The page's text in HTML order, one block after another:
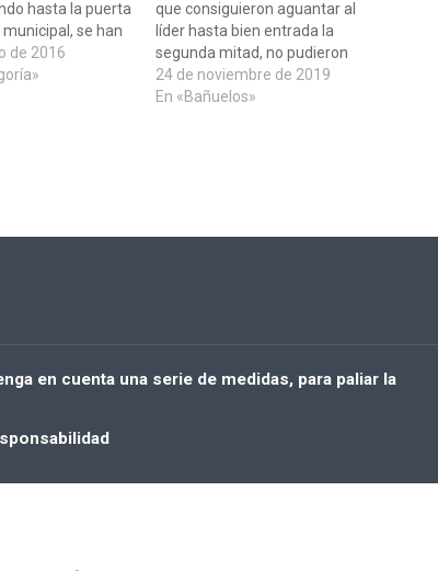
hasta la puerta
se han
ciertas
paso de personas
de 2016
que consiguieron aguantar al
líder hasta bien entrada la
segunda mitad, no pudieron
conseguir nada en el campo de
San Roque de Agoncillo. En el
24 de noviembre de 2019
En «Bañuelos»
en cuenta una serie de medidas, para paliar la